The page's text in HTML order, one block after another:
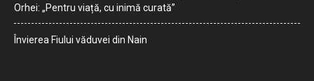
Orhei: „Pentru viață, cu inimă curată”
Învierea Fiului văduvei din Nain